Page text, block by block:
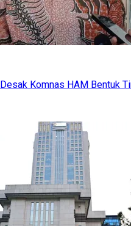
Komnas HAM Bentuk